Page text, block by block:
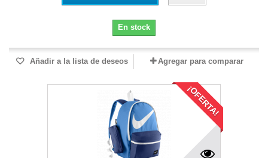
En stock
Añadir a la lista de deseos Agregar para comparar
¡OFERTA!